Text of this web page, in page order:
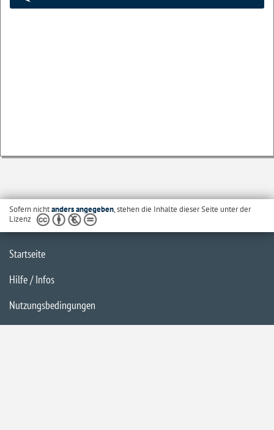
Sofern nichtanders angegeben, stehen die Inhalte dieser Seite unter der
Lizenz
Startseite
Hilfe / Infos
Nutzungsbedingungen